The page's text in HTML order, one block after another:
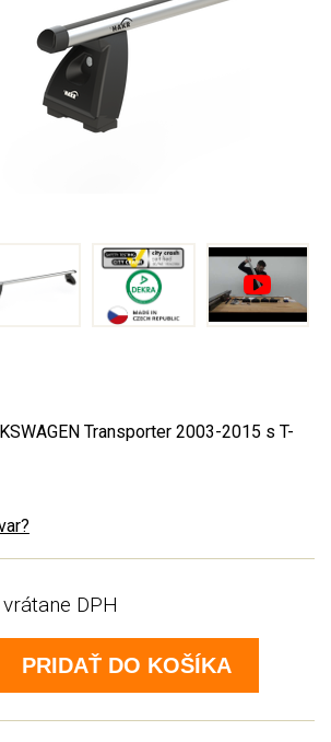
Transporter 2003-2015 s T-
vrátane DPH
PRIDAŤ DO KOŠÍKA